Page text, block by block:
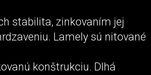
stabilita, zinkovaním jej
Lamely sú nitované
konštrukciu. Dlhá